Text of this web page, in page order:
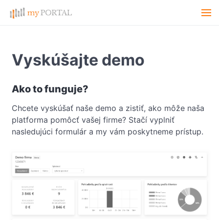
Vyskúšajte demo
Ako to funguje?
Chcete vyskúšať naše demo a zistiť, ako môže naša
platforma pomôcť vašej firme? Stačí vyplniť
nasledujúci formulár a my vám poskytneme prístup.